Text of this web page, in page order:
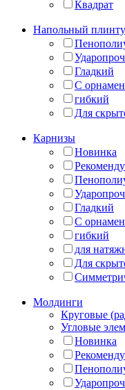
Квадрат
Напольный
Гладкий
С
гибкий
Для
Карнизы
Новинка
Гладкий
С
гибкий
для
Для
Молдинги
Круговые
Угловые
Новинка